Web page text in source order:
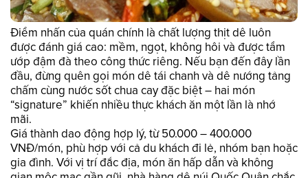
Điểm nhấn của quán chính là chất lượng thịt dê luôn
được đánh giá cao: mềm, ngọt, không hôi và được tẩm
ướp đậm đà theo công thức riêng. Nếu bạn đến đây lần
đầu, đừng quên gọi món dê tái chanh và dê nướng tảng
chấm cùng nước sốt chua cay đặc biệt – hai món
“signature” khiến nhiều thực khách ăn một lần là nhớ
mãi.
Giá thành dao động hợp lý, từ 50.000 – 400.000
VNĐ/món, phù hợp với cả du khách đi lẻ, nhóm bạn hoặc
gia đình. Với vị trí đắc địa, món ăn hấp dẫn và không